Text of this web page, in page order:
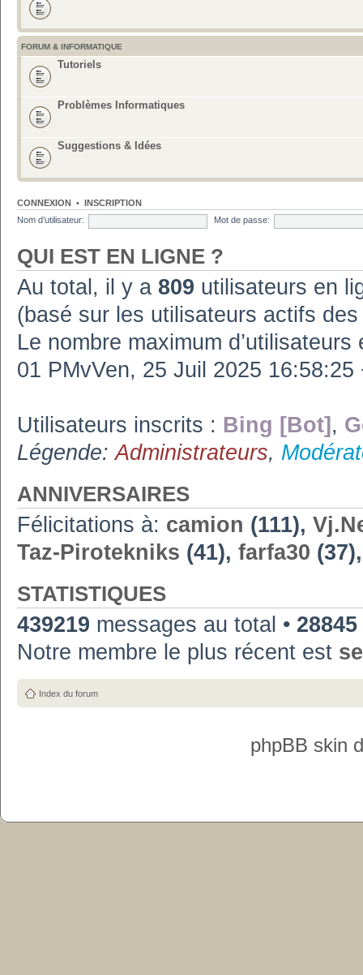
FORUM & INFORMATIQUE
Tutoriels
Problèmes Informatiques
Suggestions & Idées
CONNEXION • INSCRIPTION
Nom d’utilisateur:
Mot de passe:
QUI EST EN LIGNE ?
Au total, il y a 809 utilisateurs en
(basé sur les utilisateurs actifs
Le nombre maximum
01 PMvVen, 25 Juil 2025
Utilisateurs inscrits : Bing [Bot] ,
Légende:Administrateurs,
ANNIVERSAIRES
Félicitations à: camion (111),
Taz-Pirotekniks (41), farfa30
STATISTIQUES
439219 messages au total • 28845
Notre membre le plus récent est
Index du forum
phpBB skin